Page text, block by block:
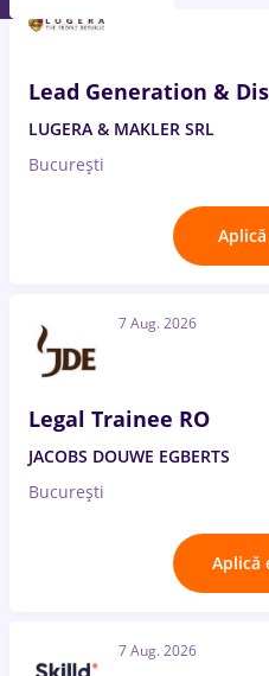
Lead Generation &
LUGERA & MAKLER SRL
București
7 Aug. 2026
Legal Trainee RO
JACOBS DOUWE EGBERTS
București
Aplică
7 Aug. 2026